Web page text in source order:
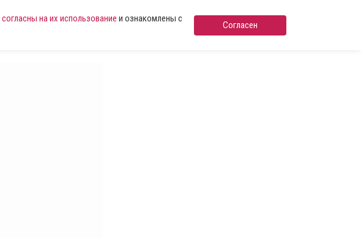
согласны на их использование и ознакомлены с
Согласен